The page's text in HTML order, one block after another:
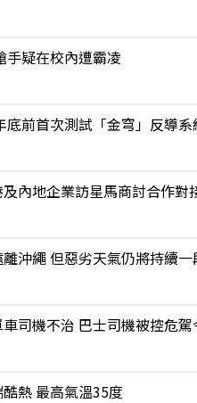
手疑在校內遭霸凌
底前首次測試「金穹」反導系
內地企業訪星馬商討合作對
離沖繩 但惡劣天氣仍將持續
司機不治 巴士司機被控危駕
熱 最高氣溫35度